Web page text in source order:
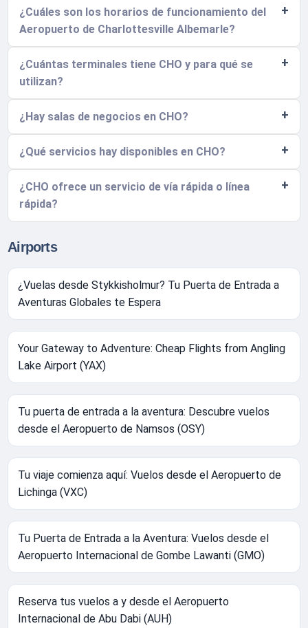
¿Cuáles son los horarios de funcionamiento del
Aeropuerto de Charlottesville Albemarle?
¿Cuántas terminales tiene CHO y para qué se
utilizan?
¿Hay salas de negocios en CHO?
¿Qué servicios hay disponibles en CHO?
¿CHO ofrece un servicio de vía rápida o línea
rápida?
Airports
¿Vuelas desde Stykkisholmur? Tu Puerta de Entrada a
Aventuras Globales te Espera
Your Gateway to Adventure: Cheap Flights from Angling
Lake Airport (YAX)
Tu puerta de entrada a la aventura: Descubre vuelos
desde el Aeropuerto de Namsos (OSY)
Tu viaje comienza aquí: Vuelos desde el Aeropuerto de
Lichinga (VXC)
Tu Puerta de Entrada a la Aventura: Vuelos desde el
Aeropuerto Internacional de Gombe Lawanti (GMO)
Reserva tus vuelos a y desde el Aeropuerto
Internacional de Abu Dabi (AUH)